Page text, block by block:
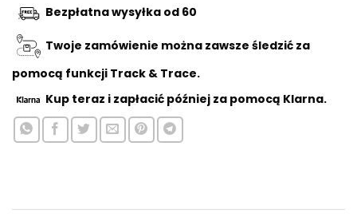
Bezpłatna wysyłka od 60
Twoje zamówienie można zawsze śledzić za
pomocą funkcji Track & Trace.
Kup teraz i zapłacić później za pomocą Klarna.